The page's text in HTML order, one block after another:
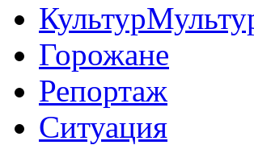
Горожане
Репортаж
Ситуация